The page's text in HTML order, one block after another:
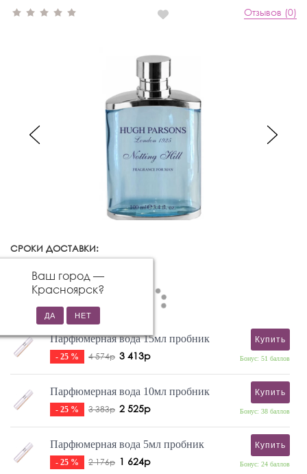
Отзывов (0)
СРОКИ ДОСТАВКИ:
Ваш город —
Красноярск?
Парфюмерная вода 15мл пробник
- 25 % 4 574р 3 413р
Купить
Бонус: 51 баллов
Парфюмерная вода 10мл пробник
- 25 % 3 383р 2 525р
Купить
Бонус: 38 баллов
Парфюмерная вода 5мл пробник
- 25 % 2 176р 1 624р
Купить
Бонус: 24 баллов